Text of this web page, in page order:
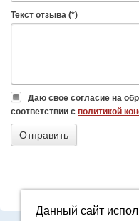
Текст отзыва (*)
Даю своё согласие на
соответствии с политикой
Данный сайт